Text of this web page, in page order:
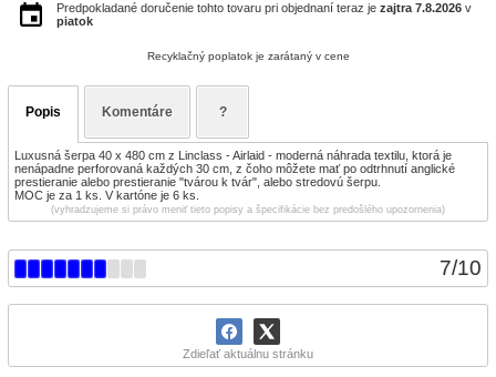
7/10
Zdieľať aktuálnu stránku
Predpokladané doručenie tohto tovaru pri objednaní teraz je zajtra 7.8.2026 v
piatok
Recyklačný poplatok je zarátaný v cene
Popis Komentáre ?
Luxusná šerpa 40 x 480 cm z Linclass - Airlaid - moderná náhrada textilu, ktorá je
nenápadne perforovaná každých 30 cm, z čoho môžete mať po odtrhnutí anglické
prestieranie alebo prestieranie "tvárou k tvár", alebo stredovú šerpu.
MOC je za 1 ks. V kartóne je 6 ks.
(vyhradzujeme si právo meniť tieto popisy a špecifikácie bez predošlého upozornenia)